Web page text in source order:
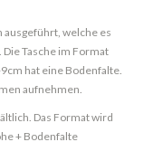
ausgeführt, welche es
Tasche im Format
hat eine Bodenfalte.
aufnehmen.
Das Format wird
+ Bodenfalte